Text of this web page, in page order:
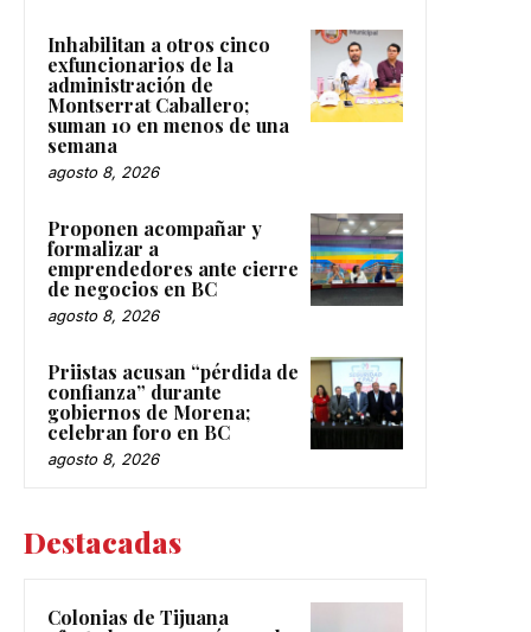
Inhabilitan a otros cinco
exfuncionarios de la
administración de
Montserrat Caballero;
suman 10 en menos de una
semana
agosto 8, 2026
Proponen acompañar y
formalizar a
emprendedores ante cierre
de negocios en BC
agosto 8, 2026
Priistas acusan “pérdida de
confianza” durante
gobiernos de Morena;
celebran foro en BC
agosto 8, 2026
Destacadas
Colonias de Tijuana